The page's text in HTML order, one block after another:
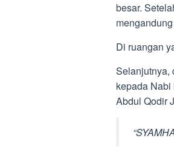
besar.
Di ruangan
Selanjutnya,
kepada Nabi
Abdul Qodir